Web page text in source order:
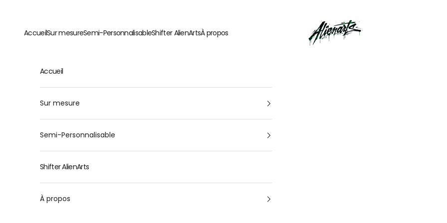
AlienArts
AccueilSur mesureSemi-PersonnalisableShifter AlienArtsÀ propos
Accueil
Sur mesure
Semi-Personnalisable
Shifter AlienArts
À propos